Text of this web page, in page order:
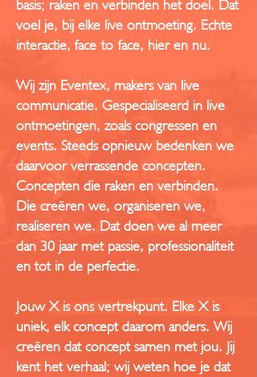
basis; raken en verbinden het doel. Dat
voel je, bij elke live ontmoeting. Echte
interactie, face-to-face, hier en nu.
Wij zijn Eventex, makers van live
communicatie. Gespecialiseerd in live
ontmoetingen, zoals congressen en
events. Steeds opnieuw bedenken we
daarvoor verrassende concepten.
Concepten die raken en verbinden.
Die creëren we, organiseren we,
realiseren we. Dat doen we al meer
dan 30 jaar met passie, professionaliteit
en tot in de perfectie.
Jouw X is ons vertrekpunt. Elke X is
uniek, elk concept daarom anders. Wij
creëren dat concept samen met jou. Jij
kent het verhaal; wij weten hoe je dat